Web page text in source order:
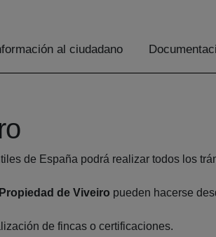
al ciudadano
de España podrá realizar todos los
de Viveiro pueden hacerse
de fincas o certificaciones.